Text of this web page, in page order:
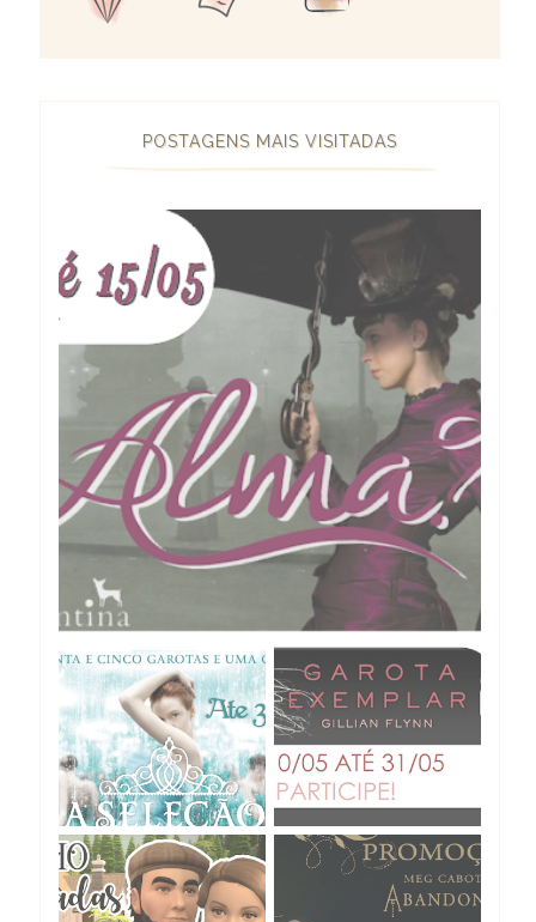
POSTAGENS MAIS VISITADAS